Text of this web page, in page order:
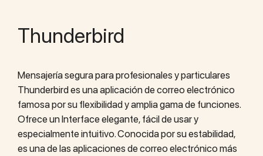
Thunderbird
Mensajería segura para profesionales y particulares
Thunderbird es una aplicación de correo electrónico
famosa por su flexibilidad y amplia gama de funciones.
Ofrece un Interface elegante, fácil de usar y
especialmente intuitivo. Conocida por su estabilidad,
es una de las aplicaciones de correo electrónico más